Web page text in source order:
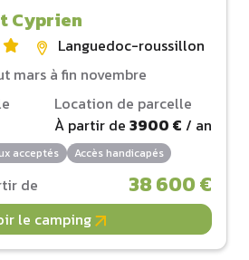
Cyprien
Languedoc-roussillon
mars à fin novembre
Location de parcelle
À partir de 3900 € / an
acceptés Accès handicapés
de 38 600 €
le camping